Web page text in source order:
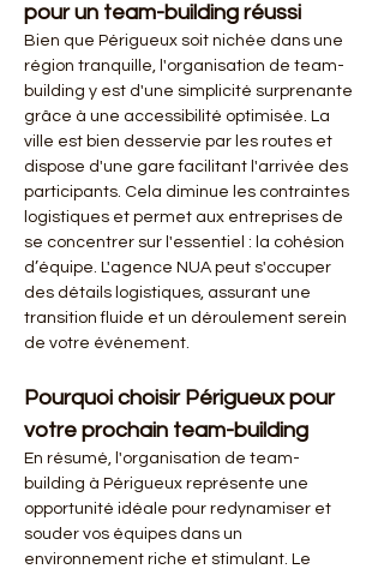
pour un team-building réussi
Bien que Périgueux soit nichée dans une
région tranquille, l'organisation de team-
building y est d'une simplicité surprenante
grâce à une accessibilité optimisée. La
ville est bien desservie par les routes et
dispose d'une gare facilitant l'arrivée des
participants. Cela diminue les contraintes
logistiques et permet aux entreprises de
se concentrer sur l'essentiel : la cohésion
d’équipe. L'agence NUA peut s'occuper
des détails logistiques, assurant une
transition fluide et un déroulement serein
de votre événement.
Pourquoi choisir Périgueux pour
votre prochain team-building
En résumé, l'organisation de team-
building à Périgueux représente une
opportunité idéale pour redynamiser et
souder vos équipes dans un
environnement riche et stimulant. Le